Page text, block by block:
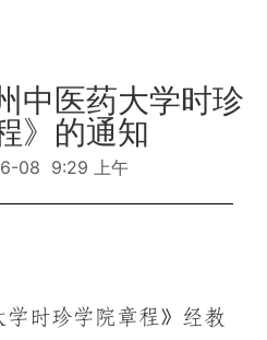
中医药大学时珍
》的通知
08 9:29 上午
学时珍学院章程》经教